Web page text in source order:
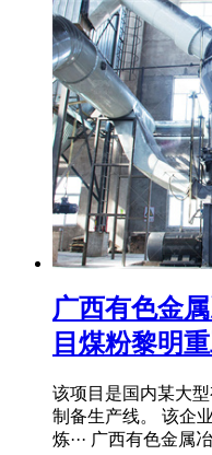
广西有色金
目煤粉黎明
该项目是国内某大
制备生产线。 该企
炼··· 广西有色金属